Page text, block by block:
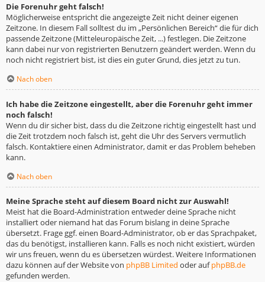
Die Forenuhr geht falsch!
Möglicherweise entspricht die angezeigte Zeit nicht deiner eigenen
Zeitzone. In diesem Fall solltest du im „Persönlichen Bereich“ die für dich
passende Zeitzone (Mitteleuropäische Zeit, ...) festlegen. Die Zeitzone
kann dabei nur von registrierten Benutzern geändert werden. Wenn du
noch nicht registriert bist, ist dies ein guter Grund, dies jetzt zu tun.
Nach oben
Ich habe die Zeitzone eingestellt, aber die Forenuhr geht immer
noch falsch!
Wenn du dir sicher bist, dass du die Zeitzone richtig eingestellt hast und
die Zeit trotzdem noch falsch ist, geht die Uhr des Servers vermutlich
falsch. Kontaktiere einen Administrator, damit er das Problem beheben
kann.
Nach oben
Meine Sprache steht auf diesem Board nicht zur Auswahl!
Meist hat die Board-Administration entweder deine Sprache nicht
installiert oder niemand hat das Forum bislang in deine Sprache
übersetzt. Frage ggf. einen Board-Administrator, ob er das Sprachpaket,
das du benötigst, installieren kann. Falls es noch nicht existiert, würden
wir uns freuen, wenn du es übersetzen würdest. Weitere Informationen
dazu können auf der Website von phpBB Limited oder aufphpBB.de
gefunden werden.